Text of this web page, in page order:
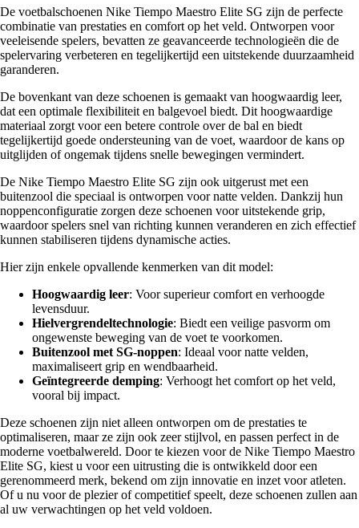
De voetbalschoenen Nike Tiempo Maestro Elite SG zijn de perfecte
combinatie van prestaties en comfort op het veld. Ontworpen voor
veeleisende spelers, bevatten ze geavanceerde technologieën die de
spelervaring verbeteren en tegelijkertijd een uitstekende duurzaamheid
garanderen.
De bovenkant van deze schoenen is gemaakt van hoogwaardig leer,
dat een optimale flexibiliteit en balgevoel biedt. Dit hoogwaardige
materiaal zorgt voor een betere controle over de bal en biedt
tegelijkertijd goede ondersteuning van de voet, waardoor de kans op
uitglijden of ongemak tijdens snelle bewegingen vermindert.
De Nike Tiempo Maestro Elite SG zijn ook uitgerust met een
buitenzool die speciaal is ontworpen voor natte velden. Dankzij hun
noppenconfiguratie zorgen deze schoenen voor uitstekende grip,
waardoor spelers snel van richting kunnen veranderen en zich effectief
kunnen stabiliseren tijdens dynamische acties.
Hier zijn enkele opvallende kenmerken van dit model:
Hoogwaardig leer: Voor superieur comfort en verhoogde
levensduur.
Hielvergrendeltechnologie: Biedt een veilige pasvorm om
ongewenste beweging van de voet te voorkomen.
Buitenzool met SG-noppen: Ideaal voor natte velden,
maximaliseert grip en wendbaarheid.
Geïntegreerde demping: Verhoogt het comfort op het veld,
vooral bij impact.
Deze schoenen zijn niet alleen ontworpen om de prestaties te
optimaliseren, maar ze zijn ook zeer stijlvol, en passen perfect in de
moderne voetbalwereld. Door te kiezen voor de Nike Tiempo Maestro
Elite SG, kiest u voor een uitrusting die is ontwikkeld door een
gerenommeerd merk, bekend om zijn innovatie en inzet voor atleten.
Of u nu voor de plezier of competitief speelt, deze schoenen zullen aan
al uw verwachtingen op het veld voldoen.